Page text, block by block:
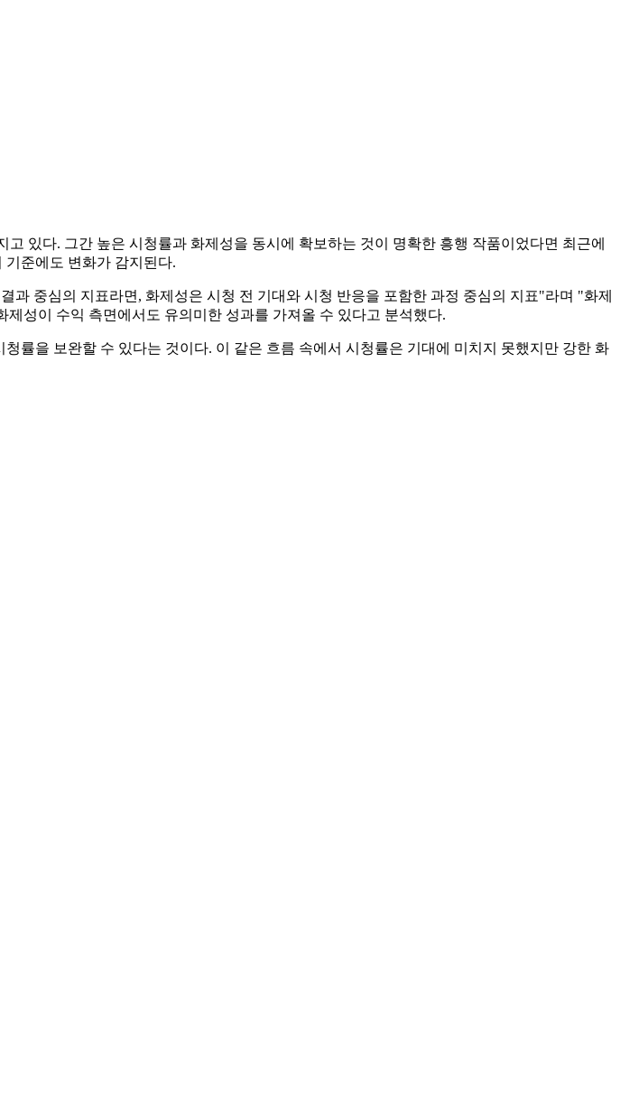
있다. 그간 높은 시청률과 화제성을 동시에 확보하는 것이 명확한 흥행 작품이었다면 최근에
준에도 변화가 감지된다.
중심의 지표라면, 화제성은 시청 전 기대와 시청 반응을 포함한 과정 중심의 지표"라며 "화제
성이 수익 측면에서도 유의미한 성과를 가져올 수 있다고 분석했다.
률을 보완할 수 있다는 것이다. 이 같은 흐름 속에서 시청률은 기대에 미치지 못했지만 강한 화